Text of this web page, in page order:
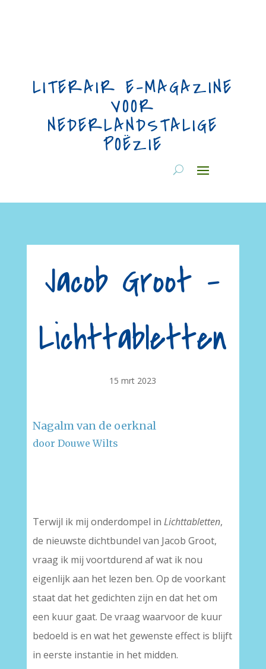
LITERAIR E-MAGAZINE
VOOR
NEDERLANDSTALIGE
POËZIE
Jacob Groot –
Lichttabletten
15 mrt 2023
Nagalm van de oerknal
door Douwe Wilts
Terwijl ik mij onderdompel in Lichttabletten,
de nieuwste dichtbundel van Jacob Groot,
vraag ik mij voortdurend af wat ik nou
eigenlijk aan het lezen ben. Op de voorkant
staat dat het gedichten zijn en dat het om
een kuur gaat. De vraag waarvoor de kuur
bedoeld is en wat het gewenste effect is blijft
in eerste instantie in het midden.